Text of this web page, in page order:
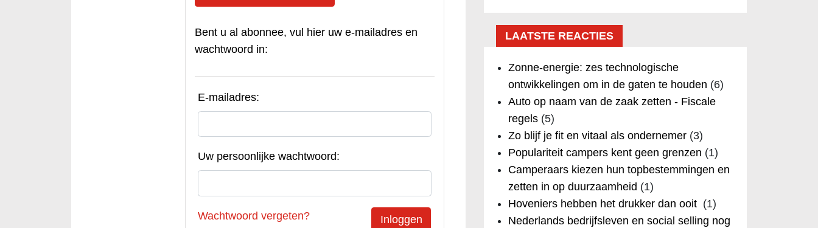
Bent u al abonnee, vul hier uw e-mailadres en
wachtwoord in:
E-mailadres:
Uw persoonlijke wachtwoord:
Wachtwoord vergeten?
LAATSTE REACTIES
Zonne-energie: zes technologische
ontwikkelingen om in de gaten te houden (6)
Auto op naam van de zaak zetten - Fiscale
regels(5)
Zo blijf je fit en vitaal als ondernemer(3)
Populariteit campers kent geen grenzen (1)
Camperaars kiezen hun topbestemmingen en
zetten in op duurzaamheid (1)
Hoveniers hebben het drukker dan ooit (1)
Nederlands bedrijfsleven en social selling nog